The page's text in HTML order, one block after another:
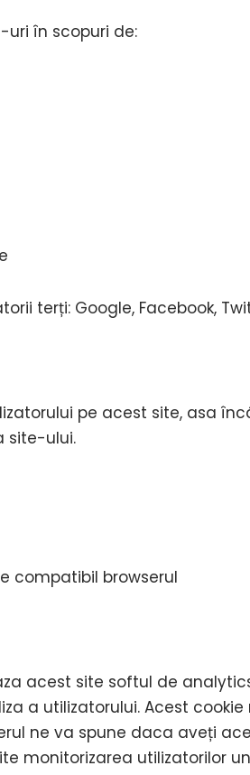
în scopuri de:
terți: Google, Facebook,
pe acest site, asa
site-ului.
compatibil browserul
acest site softul de
a utilizatorului. Acest
ne va spune daca aveți
monitorizarea utilizatorilor